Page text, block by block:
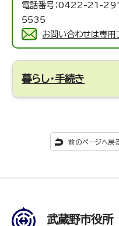
電話番号：0422-21-
5535
お問い合わせは専用
暮らし・手続き
前のページへ戻
武蔵野市役所